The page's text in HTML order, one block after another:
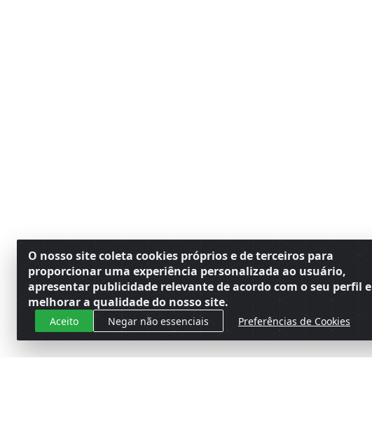
O nosso site coleta cookies próprios e de terceiros para
proporcionar uma experiência personalizada ao usuário,
apresentar publicidade relevante de acordo com o seu perfil e
melhorar a qualidade do nosso site.
Aceito Negar não essenciais Preferências de Cookies